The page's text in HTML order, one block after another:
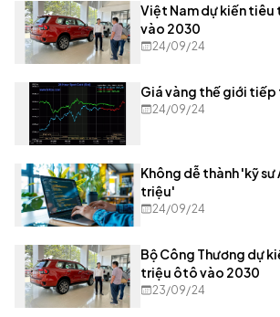
Việt Nam dự kiến
vào 2030
24/09/24
Giá vàng thế giới
24/09/24
Không dễ thành 'kỹ
triệu'
24/09/24
Bộ Công Thương dự
triệu ôtô vào 2030
23/09/24